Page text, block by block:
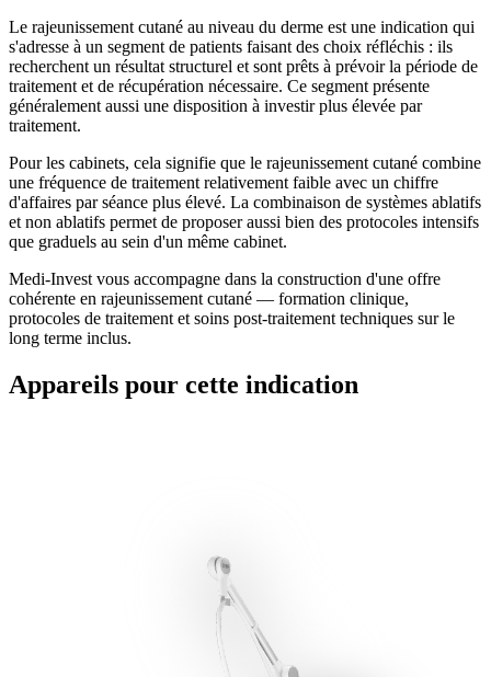
Le rajeunissement cutané au niveau du derme est une indication qui
s'adresse à un segment de patients faisant des choix réfléchis : ils
recherchent un résultat structurel et sont prêts à prévoir la période de
traitement et de récupération nécessaire. Ce segment présente
généralement aussi une disposition à investir plus élevée par
traitement.
Pour les cabinets, cela signifie que le rajeunissement cutané combine
une fréquence de traitement relativement faible avec un chiffre
d'affaires par séance plus élevé. La combinaison de systèmes ablatifs
et non ablatifs permet de proposer aussi bien des protocoles intensifs
que graduels au sein d'un même cabinet.
Medi-Invest vous accompagne dans la construction d'une offre
cohérente en rajeunissement cutané — formation clinique,
protocoles de traitement et soins post-traitement techniques sur le
long terme inclus.
Appareils pour cette indication